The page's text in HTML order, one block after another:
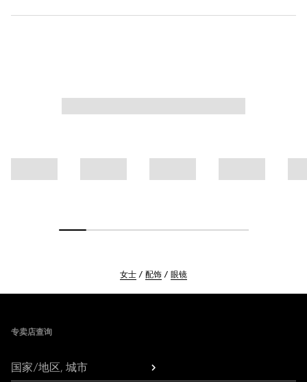
女士 配饰 眼镜
专卖店查询
国家/地区, 城市